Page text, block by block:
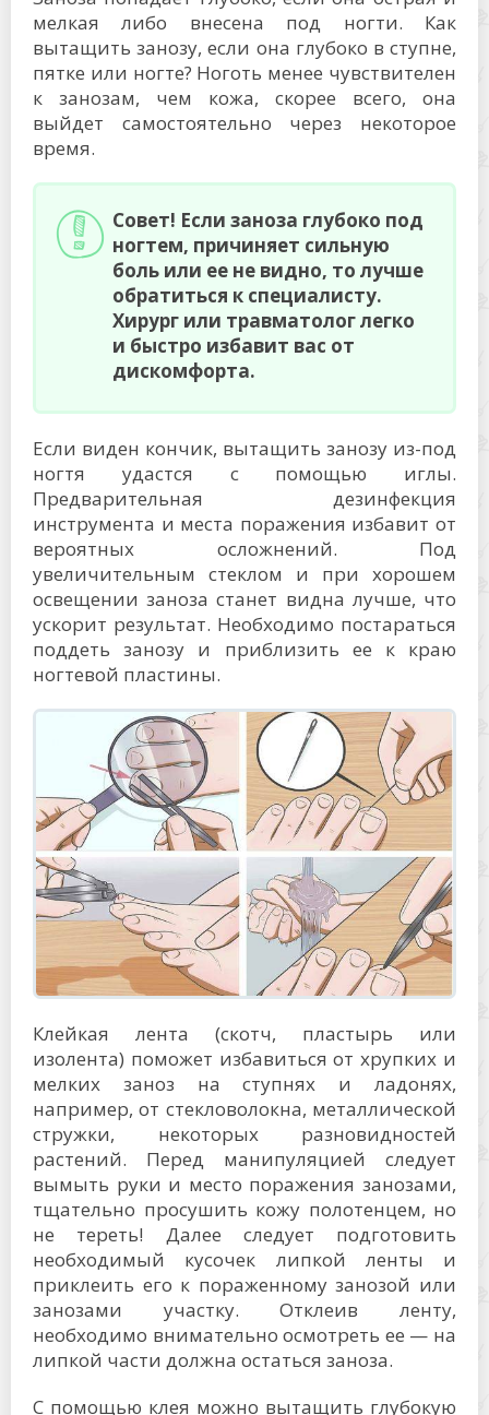
мелкая либо внесена под ногти. Как
вытащить занозу, если она глубоко в ступне,
пятке или ногте? Ноготь менее чувствителен
к занозам, чем кожа, скорее всего, она
выйдет самостоятельно через некоторое
время.
Совет! Если заноза глубоко под
ногтем, причиняет сильную
боль или ее не видно, то лучше
обратиться к специалисту.
Хирург или травматолог легко
и быстро избавит вас от
дискомфорта.
Если виден кончик, вытащить занозу из-под
ногтя удастся с помощью иглы.
Предварительная дезинфекция
инструмента и места поражения избавит от
вероятных осложнений. Под
увеличительным стеклом и при хорошем
освещении заноза станет видна лучше, что
ускорит результат. Необходимо постараться
поддеть занозу и приблизить ее к краю
ногтевой пластины.
Клейкая лента (скотч, пластырь или
изолента) поможет избавиться от хрупких и
мелких заноз на ступнях и ладонях,
например, от стекловолокна, металлической
стружки, некоторых разновидностей
растений. Перед манипуляцией следует
вымыть руки и место поражения занозами,
тщательно просушить кожу полотенцем, но
не тереть! Далее следует подготовить
необходимый кусочек липкой ленты и
приклеить его к пораженному занозой или
занозами участку. Отклеив ленту,
необходимо внимательно осмотреть ее — на
липкой части должна остаться заноза.
С помощью клея можно вытащить глубокую